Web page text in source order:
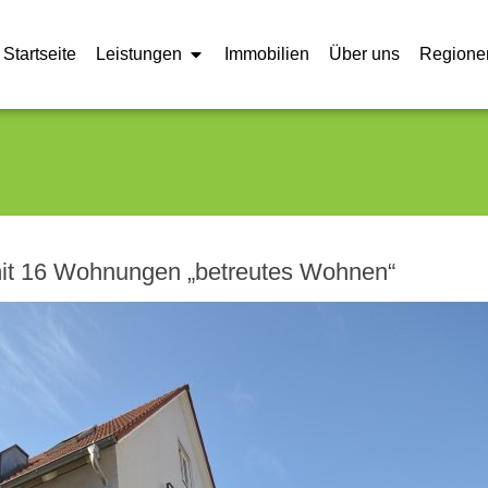
Startseite Leistungen Immobilien Über uns
16 Wohnungen „betreutes Wohnen“